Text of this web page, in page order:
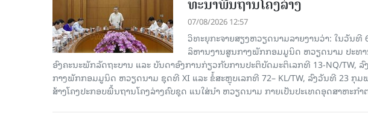
ທະ​ນາ​ພື້ນ​ຖານ​ໂຄງ​ລ່າງ
07/08/2026 12:57
ວິທະຍຸກະຈາຍສຽງຫວຽດນາມລາຍງານວ່າ: ໃນ​ວັນ​ທີ
ລິ​ຫານ​ງານ​ສູນ​ກາງ​ພັກ​ກອມ​ມູ​ນິດ ຫວຽດ​ນາມ ປະ​ທ
ອົງ​ຄະ​ນະ​ພັກ​ລັດ​ຖະ​ບານ ແລະ ບັນ​ດາ​ອົງ​ການ​ກ່ຽວ​ກັບ​ການ​ປະ​ຕິ​ບັດ​ມະ​ຕິ​ເລກ​ທີ 13-NQ/TW,
ກາງ​ພັກ​ກອມ​ມູ​ນິດ ຫວຽດ​ນາມ ຊຸດ​ທີ XI ແລະ ຂໍ້​ສະ​ຫຼຸບ​ເລກ​ທີ 72– KL/TW, ​ລົງວັນ​ທີ 23 ກຸ
ສ້າງ​ໂຄງ​ປະ​ກອບ​ພື້ນ​ຖານ​ໂຄງ​ລ່າງຄົບ​ຊຸດ ແນ​ໃສ່​ນຳ ຫວຽດ​ນາມ ກາຍ​ເປັນ​ປະ​ເທດ​ອຸດ​ສາ​ຫະ​